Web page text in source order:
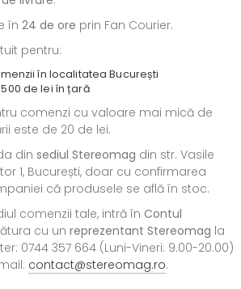
în 24 de ore prin Fan Courier.
pentru:
în localitatea București
de lei în țară
comenzi cu valoare mai mică de
este de 20 de lei.
din sediul Stereomag din str. Vasile
1, București, doar cu confirmarea
că produsele se află în stoc.
comenzii tale, intră în Contul
cu un reprezentant Stereomag la
0744 357 664 (Luni-Vineri: 9.00-20.00)
contact@stereomag.ro.